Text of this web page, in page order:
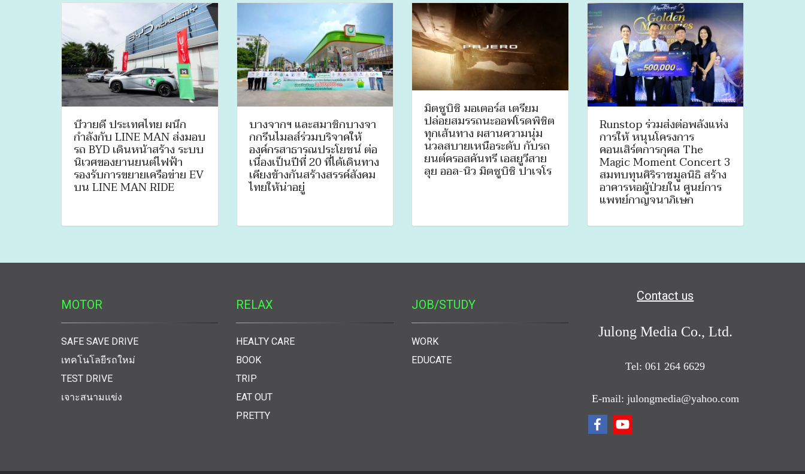
บีวายดี ประเทศไทย ผนึก
กำลังกับ LINE MAN ส่งมอบ
รถ BYD เดินหน้าสร้าง ระบบ
นิเวศของยานยนต์ไฟฟ้า
รองรับการขยายเครือข่าย EV
บน LINE MAN RIDE
บางจากฯ และสมาชิกบางจา
กกรีนไมลส์ร่วมบริจาคให้
องค์กรสาธารณประโยชน์ ต่อ
เนื่องเป็นปีที่ 20 ที่ได้เดินทาง
เคียงข้างกันสร้างสรรค์สังคม
ไทยให้น่าอยู่
มิตซูบิชิ มอเตอร์ส เตรียม
ปล่อยสมรรถนะออฟโรดพิชิต
ทุกเส้นทาง ผสานความนุ่ม
นวลสบายเหนือระดับ กับรถ
ยนต์ครอสคันทรี เอสยูวีสาย
ลุย ออล-นิว มิตซูบิชิ ปาเจโร
Runstop ร่วมส่งต่อพลังแห่ง
การให้ หนุนโครงการ
คอนเสิร์ตการกุศล The
Magic Moment Concert 3
สมทบทุนศิริราชมูลนิธิ สร้าง
อาคารหอผู้ป่วยใน ศูนย์การ
แพทย์กาญจนาภิเษก
MOTOR
SAFE SAVE DRIVE
เทคโนโลยีรถใหม่
TEST DRIVE
เจาะสนามแข่ง
RELAX
HEALTY CARE
BOOK
TRIP
EAT OUT
PRETTY
JOB/STUDY
WORK
EDUCATE
Contact us
Julong Media Co., Ltd.
Tel: 061 264 6629
E-mail: julongmedia@yahoo.com